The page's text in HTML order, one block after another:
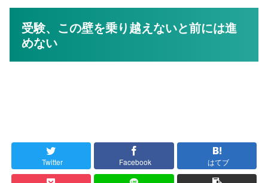
受験、この壁を乗り越えないと前には進
めない
Twitter Facebook はてブ